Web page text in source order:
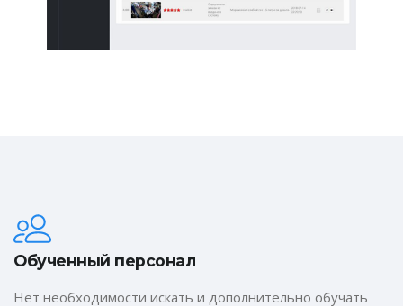
Обученный персонал
Нет необходимости искать и дополнительно обучать